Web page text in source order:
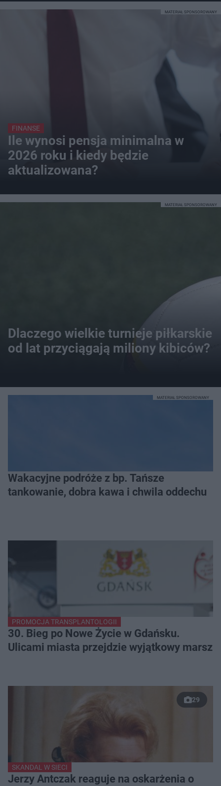
FINANSE
Ile wynosi pensja minimalna w
2026 roku i kiedy będzie
aktualizowana?
MATERIAŁ SPONSOROWANY
Dlaczego wielkie turnieje piłkarskie
od lat przyciągają miliony kibiców?
MATERIAŁ SPONSOROWANY
Wakacyjne podróże z bp. Tańsze
tankowanie, dobra kawa i chwila oddechu
MATERIAŁ SPONSOROWANY
PROMOCJA TRANSPLANTOLOGII
30. Bieg po Nowe Życie w Gdańsku.
Ulicami miasta przejdzie wyjątkowy marsz
29
SKANDAL W SIECI
Jerzy Antczak reaguje na oskarżenia o